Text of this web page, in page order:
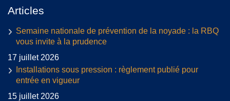
Articles
Semaine nationale de prévention de la noyade : la RBQ
vous invite à la prudence
17 juillet 2026
Installations sous pression : règlement publié pour
entrée en vigueur
15 juillet 2026